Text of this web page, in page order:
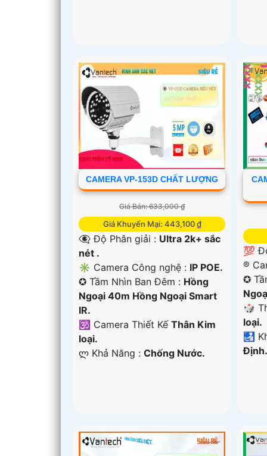
CAMERA VP-153D CHẤT LƯỢNG
Giá Bán: 633,000 ₫
Giá Khuyến Mại: 443,100 ₫
👁️‍🗨 Độ Phân giải : Ultra 2k+ sắc
nét .
✳️ Camera Công nghệ : IP POE.
✪ Tầm Nhìn Ban Đêm : Hồng
Ngoại 40m Hồng Ngoại Smart
IR.
🕉️ Camera Thiết Kế Thân Kim
loại.
️ლ Khả Năng : Chống Nước.
💯
®️
✪
🎲
loại.
️🛃